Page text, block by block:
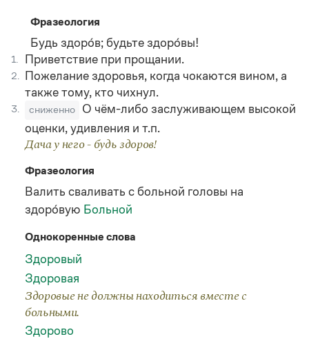
Словари
Научпоп
Учебники и справочники
Все книги
Фразеология
Будь здоро́в; будьте здоро́вы!
1. Приветствие при прощании.
2.
Пожелание здоровья, когда чокаются вином, а
также тому, кто чихнул.
3. сниженно
О чём-либо заслуживающем высокой
оценки, удивления и т.п.
Дача у него - будь здоров!
Фразеология
Валить сваливать с больной головы на
здоро́вую Больной
Однокоренные слова
Здоровый
Здоровая
Здоровые не должны находиться вместе с
больными.
Здорово